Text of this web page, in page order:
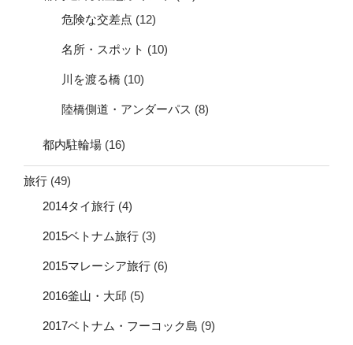
危険な交差点 (12)
名所・スポット (10)
川を渡る橋 (10)
陸橋側道・アンダーパス (8)
都内駐輪場 (16)
旅行 (49)
2014タイ旅行 (4)
2015ベトナム旅行 (3)
2015マレーシア旅行 (6)
2016釜山・大邱 (5)
2017ベトナム・フーコック島 (9)